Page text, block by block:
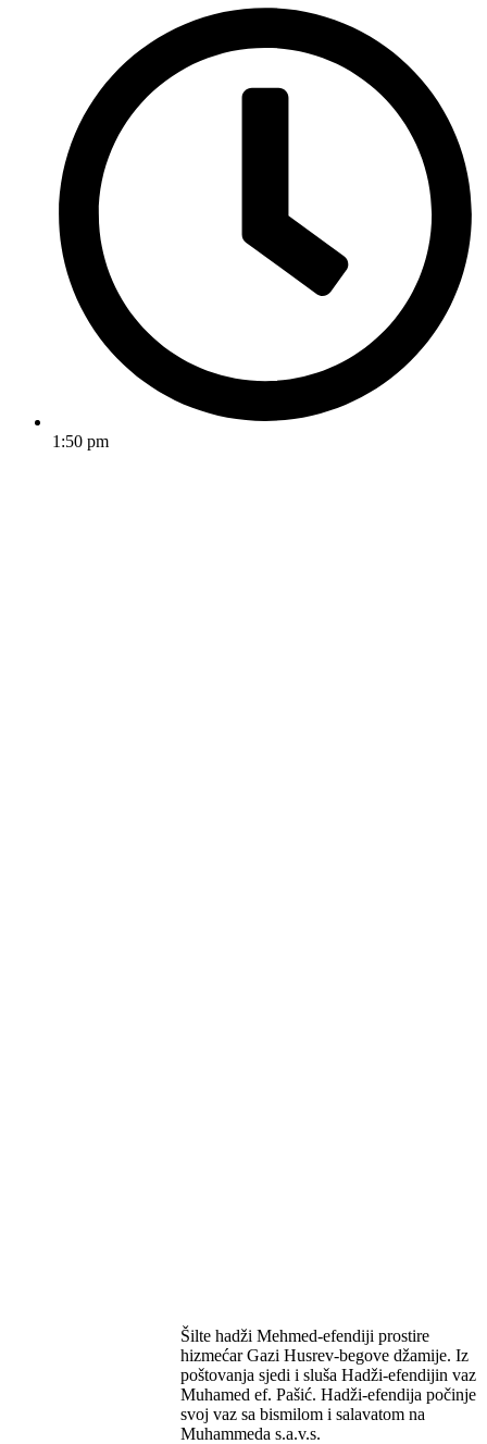
1:50 pm
Šilte hadži Mehmed-efendiji prostire
hizmećar Gazi Husrev-begove džamije. Iz
poštovanja sjedi i sluša Hadži-efendijin vaz
Muhamed ef. Pašić. Hadži-efendija počinje
svoj vaz sa bismilom i salavatom na
Muhammeda s.a.v.s.